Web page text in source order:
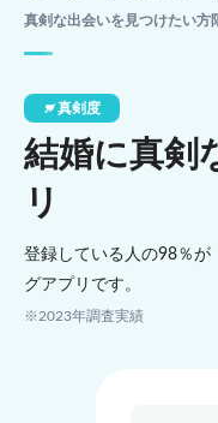
真剣な出会いを見つけたい方
真剣度
結婚に真剣
リ
登録している人の98％が
グアプリです。
※2023年調査実績